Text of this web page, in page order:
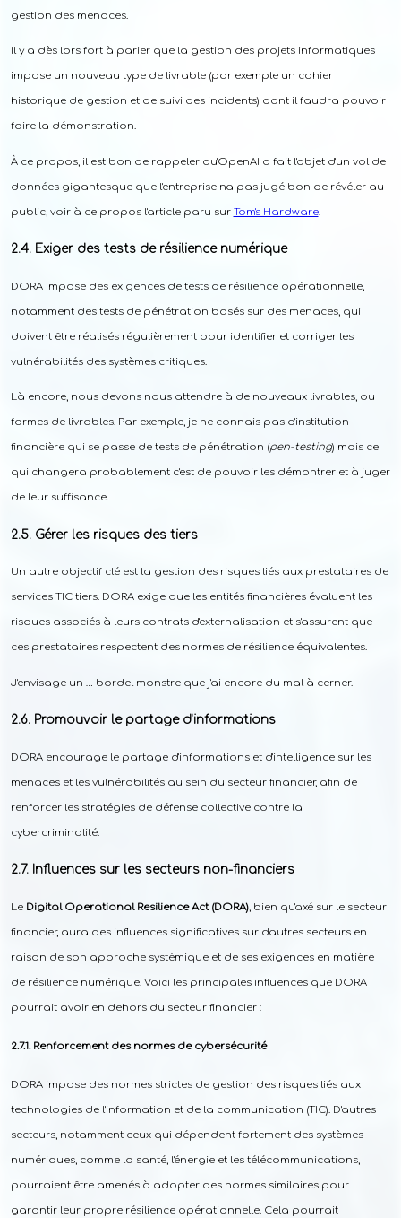
gestion des menaces.
Il y a dès lors fort à parier que la gestion des projets informatiques
impose un nouveau type de livrable (par exemple un cahier
historique de gestion et de suivi des incidents) dont il faudra pouvoir
faire la démonstration.
À ce propos, il est bon de rappeler qu'OpenAI a fait l'objet d'un vol de
données gigantesque que l'entreprise n'a pas jugé bon de révéler au
public, voir à ce propos l'article paru sur Tom's Hardware.
Exiger des tests de résilience numérique
DORA impose des exigences de tests de résilience opérationnelle,
notamment des tests de pénétration basés sur des menaces, qui
doivent être réalisés régulièrement pour identifier et corriger les
vulnérabilités des systèmes critiques.
Là encore, nous devons nous attendre à de nouveaux livrables, ou
formes de livrables. Par exemple, je ne connais pas d'institution
financière qui se passe de tests de pénétration (pen-testing) mais ce
qui changera probablement c'est de pouvoir les démontrer et à juger
de leur suffisance.
Gérer les risques des tiers
Un autre objectif clé est la gestion des risques liés aux prestataires de
services TIC tiers. DORA exige que les entités financières évaluent les
risques associés à leurs contrats d'externalisation et s'assurent que
ces prestataires respectent des normes de résilience équivalentes.
J'envisage un … bordel monstre que j'ai encore du mal à cerner.
Promouvoir le partage d'informations
DORA encourage le partage d'informations et d'intelligence sur les
menaces et les vulnérabilités au sein du secteur financier, afin de
renforcer les stratégies de défense collective contre la
cybercriminalité.
Influences sur les secteurs non-financiers
Le Digital Operational Resilience Act (DORA), bien qu'axé sur le secteur
financier, aura des influences significatives sur d'autres secteurs en
raison de son approche systémique et de ses exigences en matière
de résilience numérique. Voici les principales influences que DORA
pourrait avoir en dehors du secteur financier :
Renforcement des normes de cybersécurité
DORA impose des normes strictes de gestion des risques liés aux
technologies de l'information et de la communication (TIC). D'autres
secteurs, notamment ceux qui dépendent fortement des systèmes
numériques, comme la santé, l'énergie et les télécommunications,
pourraient être amenés à adopter des normes similaires pour
garantir leur propre résilience opérationnelle. Cela pourrait